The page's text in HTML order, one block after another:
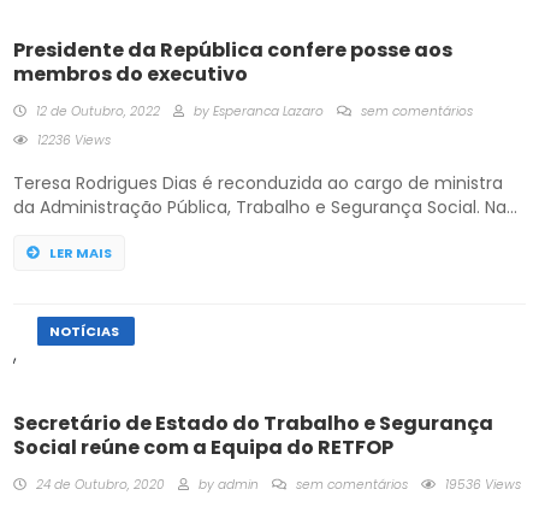
Presidente da República confere posse aos
membros do executivo
12 de Outubro, 2022 by Esperanca Lazaro
sem comentários
12236 Views
Teresa Rodrigues Dias é reconduzida ao cargo de ministra
da Administração Pública, Trabalho e Segurança Social. Na
Lourenço, pediu mais trabalho e melhor comunicação aos
angolana. […]
LER MAIS
DESTAQUE
,
NOTÍCIAS
Secretário de Estado do Trabalho e Segurança
Social reúne com a Equipa do RETFOP
24 de Outubro, 2020 by admin sem comentários 19536 Views